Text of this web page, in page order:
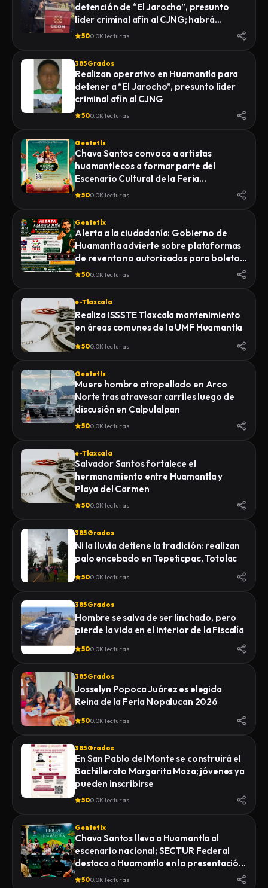
LA FISCALÍA GENERAL DE JUSTICIA DEL
ESTADO (FGJE) INICIÓ UNA CARPETA DE
INVESTIGACIÓN POR EL DELITO DE
HOMICIDIO CALIFICADO EN CONTRA DE
QUIEN O QUIENES RESULTEN
RESPONSABLES
detención de “El Jarocho”, presunto
líder criminal afín al CJNG; habrá
vigilancia 48 horas en Huamantla
500.0K lecturas
385 Grados
Realizan operativo en Huamantla para
detener a “El Jarocho”, presunto líder
criminal afín al CJNG
500.0K lecturas
Gentetlx
Chava Santos convoca a artistas
huamantlecos a formar parte del
Escenario Cultural de la Feria
Internacional del Arte Efímero y la Dalia
500.0K lecturas
Gentetlx
Alerta a la ciudadanía: Gobierno de
Huamantla advierte sobre plataformas
de reventa no autorizadas para boletos
de la Feria 2026
500.0K lecturas
e-Tlaxcala
Realiza ISSSTE Tlaxcala mantenimiento
en áreas comunes de la UMF Huamantla
500.0K lecturas
Gentetlx
Muere hombre atropellado en Arco
Norte tras atravesar carriles luego de
discusión en Calpulalpan
500.0K lecturas
e-Tlaxcala
Salvador Santos fortalece el
hermanamiento entre Huamantla y
Playa del Carmen
500.0K lecturas
385 Grados
Ni la lluvia detiene la tradición: realizan
palo encebado en Tepeticpac, Totolac
500.0K lecturas
385 Grados
Hombre se salva de ser linchado, pero
pierde la vida en el interior de la Fiscalía
500.0K lecturas
385 Grados
Josselyn Popoca Juárez es elegida
Reina de la Feria Nopalucan 2026
500.0K lecturas
385 Grados
En San Pablo del Monte se construirá el
Bachillerato Margarita Maza; jóvenes ya
pueden inscribirse
500.0K lecturas
Gentetlx
Chava Santos lleva a Huamantla al
escenario nacional; SECTUR Federal
destaca a Huamantla en la presentación
de su feria 2026
500.0K lecturas